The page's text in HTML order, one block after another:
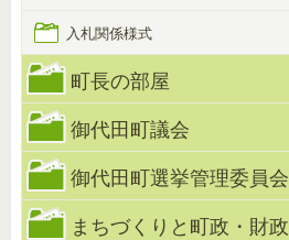
入札関係様式
町長の部屋
御代田町議会
御代田町選挙管理委員会
まちづくりと町政・財政